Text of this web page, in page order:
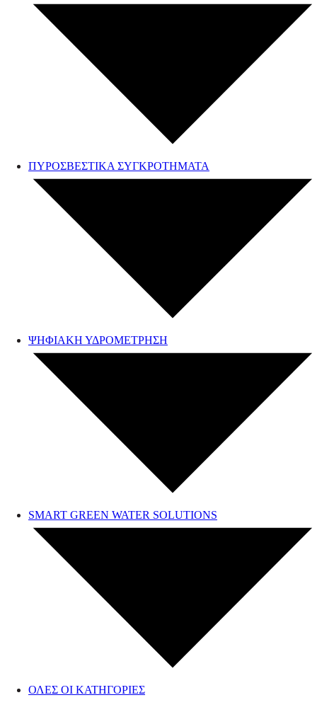
ΠΥΡΟΣΒΕΣΤΙΚΑ ΣΥΓΚΡΟΤΗΜΑΤΑ
ΨΗΦΙΑΚΗ ΥΔΡΟΜΕΤΡΗΣΗ
SMART GREEN WATER SOLUTIONS
ΟΛΕΣ ΟΙ ΚΑΤΗΓΟΡΙΕΣ